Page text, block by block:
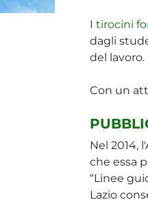
I tirocini
dagli
del lavoro.
Con un
Nel 2014,
che essa
“Linee
Lazio